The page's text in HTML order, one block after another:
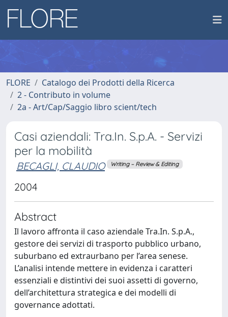
FLORE
Catalogo dei Prodotti della Ricerca
2 - Contributo in volume
2a - Art/Cap/Saggio libro scient/tech
Casi aziendali: Tra.In. S.p.A. - Servizi
per la mobilità
BECAGLI, CLAUDIO Writing – Review & Editing
2004
Abstract
Il lavoro affronta il caso aziendale Tra.In. S.p.A.,
gestore dei servizi di trasporto pubblico urbano,
suburbano ed extraurbano per l’area senese.
L’analisi intende mettere in evidenza i caratteri
essenziali e distintivi dei suoi assetti di governo,
dell’architettura strategica e dei modelli di
governance adottati.